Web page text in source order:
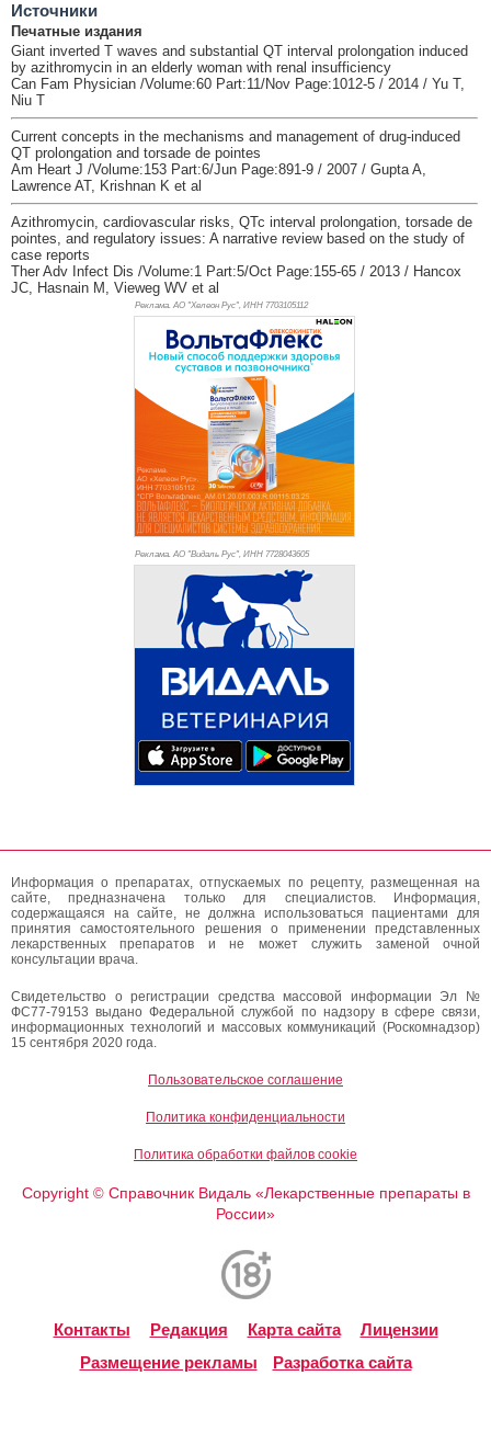
Источники
Печатные издания
Giant inverted T waves and substantial QT interval prolongation induced
by azithromycin in an elderly woman with renal insufficiency
Can Fam Physician /Volume:60 Part:11/Nov Page:1012-5 / 2014 / Yu T,
Niu T
Current concepts in the mechanisms and management of drug-induced
QT prolongation and torsade de pointes
Am Heart J /Volume:153 Part:6/Jun Page:891-9 / 2007 / Gupta A,
Lawrence AT, Krishnan K et al
Azithromycin, cardiovascular risks, QTc interval prolongation, torsade de
pointes, and regulatory issues: A narrative review based on the study of
case reports
Ther Adv Infect Dis /Volume:1 Part:5/Oct Page:155-65 / 2013 / Hancox
JC, Hasnain M, Vieweg WV et al
Реклама. АО "Хелеон Рус", ИНН 7703105112
Реклама. АО "Видаль Рус", ИНН 7728043605
Информация о препаратах, отпускаемых по рецепту, размещенная на
сайте, предназначена только для специалистов. Информация,
содержащаяся на сайте, не должна использоваться пациентами для
принятия самостоятельного решения о применении представленных
лекарственных препаратов и не может служить заменой очной
консультации врача.
Свидетельство о регистрации средства массовой информации Эл №
ФС77-79153 выдано Федеральной службой по надзору в сфере связи,
информационных технологий и массовых коммуникаций (Роскомнадзор)
15 сентября 2020 года.
Пользовательское соглашение
Политика конфиденциальности
Политика обработки файлов cookie
Copyright ©Справочник Видаль «Лекарственные препараты в
России»
Контакты Редакция Карта сайта
Лицензии
Размещение рекламы
Разработка сайта